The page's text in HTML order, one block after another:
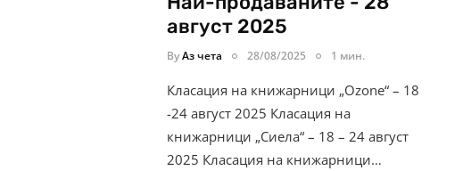
август 2025
ByАз чета 28/08/2025 1 мин.
Класация на книжарници „Ozone“ – 18
-24 август 2025 Класация на
книжарници „Сиела“ – 18 – 24 август
2025 Класация на книжарници…